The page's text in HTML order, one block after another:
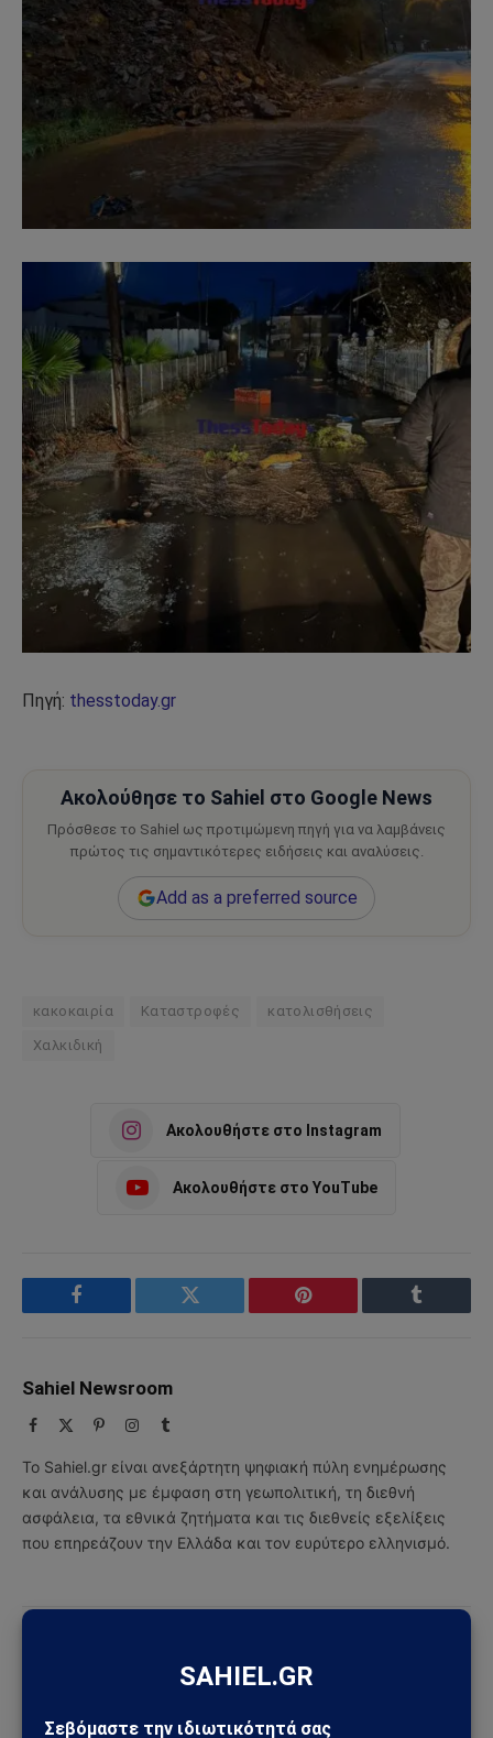
Πηγή: thesstoday.gr
Ακολούθησε το Sahiel στο Google News
Πρόσθεσε το Sahiel ως προτιμώμενη πηγή για να λαμβάνεις
πρώτος τις σημαντικότερες ειδήσεις και αναλύσεις.
Add as a preferred source
κακοκαιρία Καταστροφές κατολισθήσεις
Χαλκιδική
Ακολουθήστε στο Instagram
Ακολουθήστε στο YouTube
Facebook Twitter Pinterest Tumblr
Sahiel Newsroom
Facebook PinterestInstagram
Tumblr
Το Sahiel.gr είναι ανεξάρτητη ψηφιακή πύλη ενημέρωσης
και ανάλυσης με έμφαση στη γεωπολιτική, τη διεθνή
ασφάλεια, τα εθνικά ζητήματα και τις διεθνείς εξελίξεις
που επηρεάζουν την Ελλάδα και τον ευρύτερο ελληνισμό.